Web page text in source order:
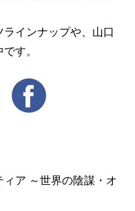
インナップや、山口
す。
ア ～世界の陰謀・オ